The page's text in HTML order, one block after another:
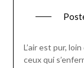
L’air est pur,
ceux qui